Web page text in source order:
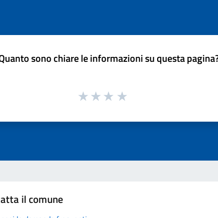
sono chiare le informazioni su questa
il comune